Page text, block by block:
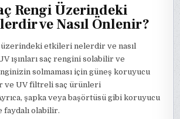
Rengi Üzerindeki
ve Nasıl Önlenir?
üzerindeki etkileri nelerdir ve nasıl
ışınları saç rengini solabilir ve
solmaması için güneş koruyucu
ve UV filtreli saç ürünleri
şapka veya başörtüsü gibi koruyucu
olabilir.